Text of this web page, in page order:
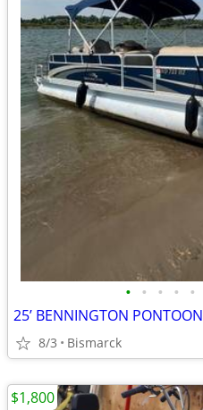
• • • • •
25’ BENNINGTON PONTOON
8/3 Bismarck
$1,800